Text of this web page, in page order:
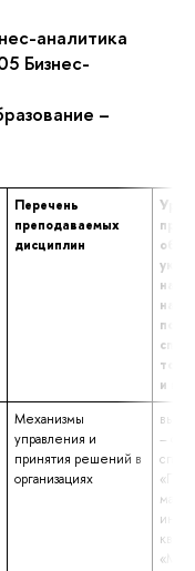
аналитика
Бизнес-
–
Перечень
преподаваемых
дисциплин
том
и
Механизмы
управления и
принятия решений в
организациях
–